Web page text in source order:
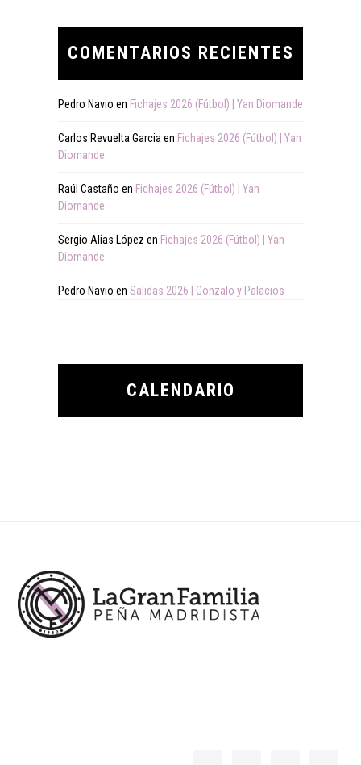
COMENTARIOS RECIENTES
Pedro Navio en Fichajes 2026 (Fútbol) | Yan Diomande
Carlos Revuelta Garcia en Fichajes 2026 (Fútbol) | Yan
Diomande
Raúl Castaño en Fichajes 2026 (Fútbol) | Yan
Diomande
Sergio Alias López en Fichajes 2026 (Fútbol) | Yan
Diomande
Pedro Navio en Salidas 2026 | Gonzalo y Palacios
CALENDARIO